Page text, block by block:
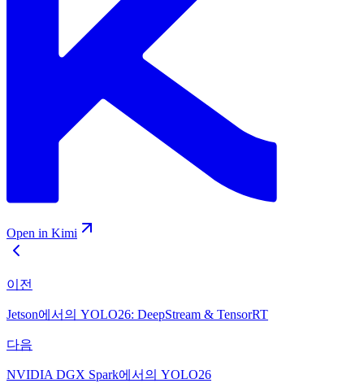
Open in Kimi
이전
Jetson에서의 YOLO26: DeepStream & TensorRT
다음
NVIDIA DGX Spark에서의 YOLO26